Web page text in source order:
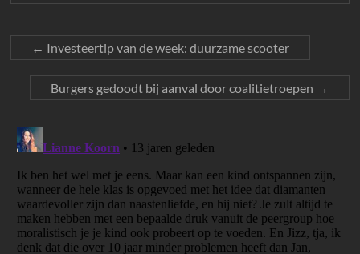
← Investeertip van de week: duurzame scooter
Burgers gedoodt bij aanval door coalitietroepen →